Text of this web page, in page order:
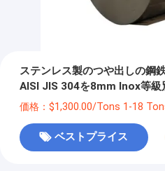
ステンレス製のつや出しの鋼
AISI JIS 304を8mm Inox等級
価格：$1,300.00/Tons 1-18
ベストプライス